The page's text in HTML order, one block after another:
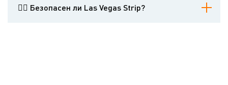
все: от повседневных закусочных до ресторанов знаменитых
шеф-поваров. Посетители могут найти кухни со всего мира,
👮‍♂️ Безопасен ли Las Vegas Strip?